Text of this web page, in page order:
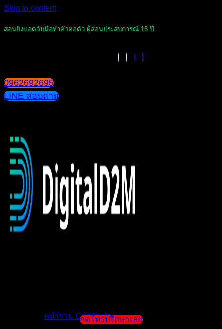
Skip to content
สอนยิงแอดจับมือทำตัวต่อตัว ผู้สอนประสบการณ์ 15 ปี
0962692695
LINE สอบถาม
หน้ารวม Certificateกดโทรปรึกษาเลย